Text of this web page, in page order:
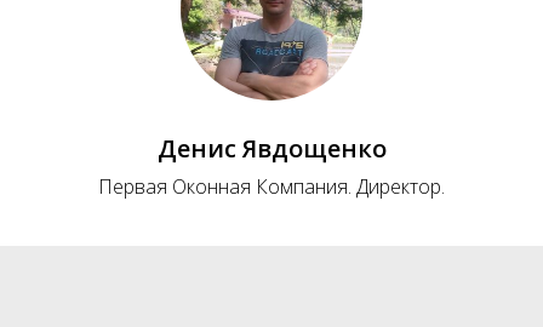
Денис Явдощенко
Первая Оконная Компания. Директор.